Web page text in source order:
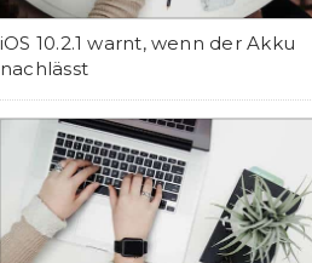
iOS 10.2.1 warnt, wenn der Akku
nachlässt